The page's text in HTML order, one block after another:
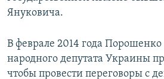
Януковича.
В феврале 2014 года Порошенко
народного депутата Украины
чтобы провести переговоры с